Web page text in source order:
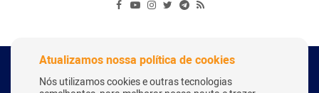
Copyright Webitcoin 2018 - Todos os Direitos Reservados
Atualizamos nossa política de cookies
Nós utilizamos cookies e outras tecnologias